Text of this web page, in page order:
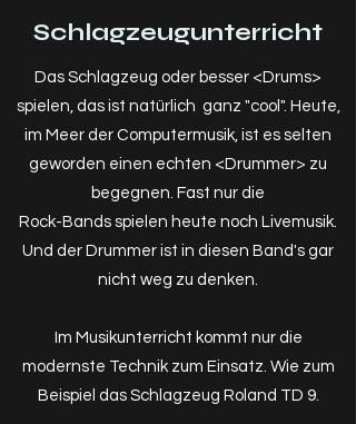
Schlagzeugunterricht
Das Schlagzeug oder besser <Drums>
spielen, das ist natürlich ganz "cool". Heute,
im Meer der Computermusik, ist es selten
geworden einen echten <Drummer> zu
begegnen. Fast nur die
Rock-Bands spielen heute noch Livemusik.
Und der Drummer ist in diesen Band's gar
nicht weg zu denken.
Im Musikunterricht kommt nur die
modernste Technik zum Einsatz. Wie zum
Beispiel das Schlagzeug Roland TD 9.